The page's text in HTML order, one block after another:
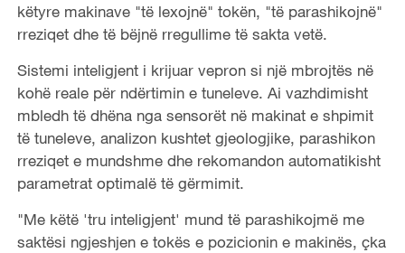
këtyre makinave "të lexojnë" tokën, "të parashikojnë"
rreziqet dhe të bëjnë rregullime të sakta vetë.
Sistemi inteligjent i krijuar vepron si një mbrojtës në
kohë reale për ndërtimin e tuneleve. Ai vazhdimisht
mbledh të dhëna nga sensorët në makinat e shpimit
të tuneleve, analizon kushtet gjeologjike, parashikon
rreziqet e mundshme dhe rekomandon automatikisht
parametrat optimalë të gërmimit.
"Me këtë 'tru inteligjent' mund të parashikojmë me
saktësi ngjeshjen e tokës e pozicionin e makinës, çka